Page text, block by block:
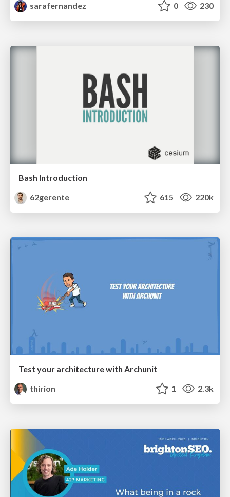
sarafernandez
0 230
Bash Introduction
62gerente
615 220k
Test your architecture with Archunit
thirion
1 2.3k